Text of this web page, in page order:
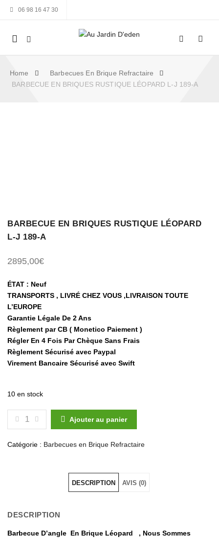
06 98 16 47 30
Mobile
navigation
Home
Barbecues En Brique Refractaire
BARBECUE EN BRIQUES RUSTIQUE LÉOPARD L-J 189-A
BARBECUE EN BRIQUES RUSTIQUE LÉOPARD
L-J 189-A
2895,00€
ÉTAT : Neuf
TRANSPORTS , LIVRÉ CHEZ VOUS ,LIVRAISON TOUTE
L’EUROPE
Garantie Légale De 2 Ans
Règlement par CB ( Monetico Paiement )
Régler En 4 Fois Par Chèque Sans Frais
Règlement Sécurisé avec Paypal
Virement Bancaire Sécurisé avec Swift
10 en stock
QUANTITÉ DE BARBECUE EN BRIQUES RUSTIQUE
Ajouter au panier
Catégorie : Barbecues en Brique Refractaire
DESCRIPTION AVIS (0)
DESCRIPTION
Barbecue D’angle En Brique Léopard , Nous Sommes